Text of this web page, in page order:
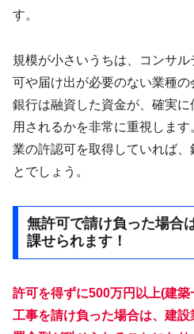
す。
規模が小さいうちは、コンサ
可や届け出が必要のない業種の
銀行は融資した資金が、確実
用されるかを非常に重視しま
業の許認可を取得していれば、
とでしょう。
無許可で請け負った場合
課せられます！
許可を得ずに500万円以上(建
工事を請け負った場合は、建